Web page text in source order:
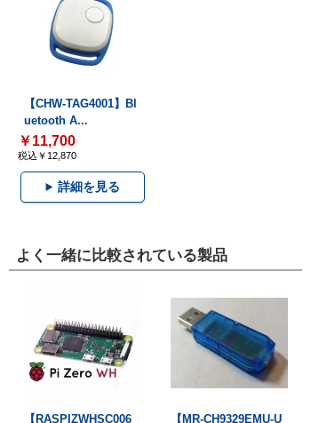
【CHW-TAG4001】Bl
uetooth A...
￥11,700
税込￥12,870
詳細を見る
よく一緒に比較されている製品
【RASPIZWHSC006 【MR-CH9329EMU-U